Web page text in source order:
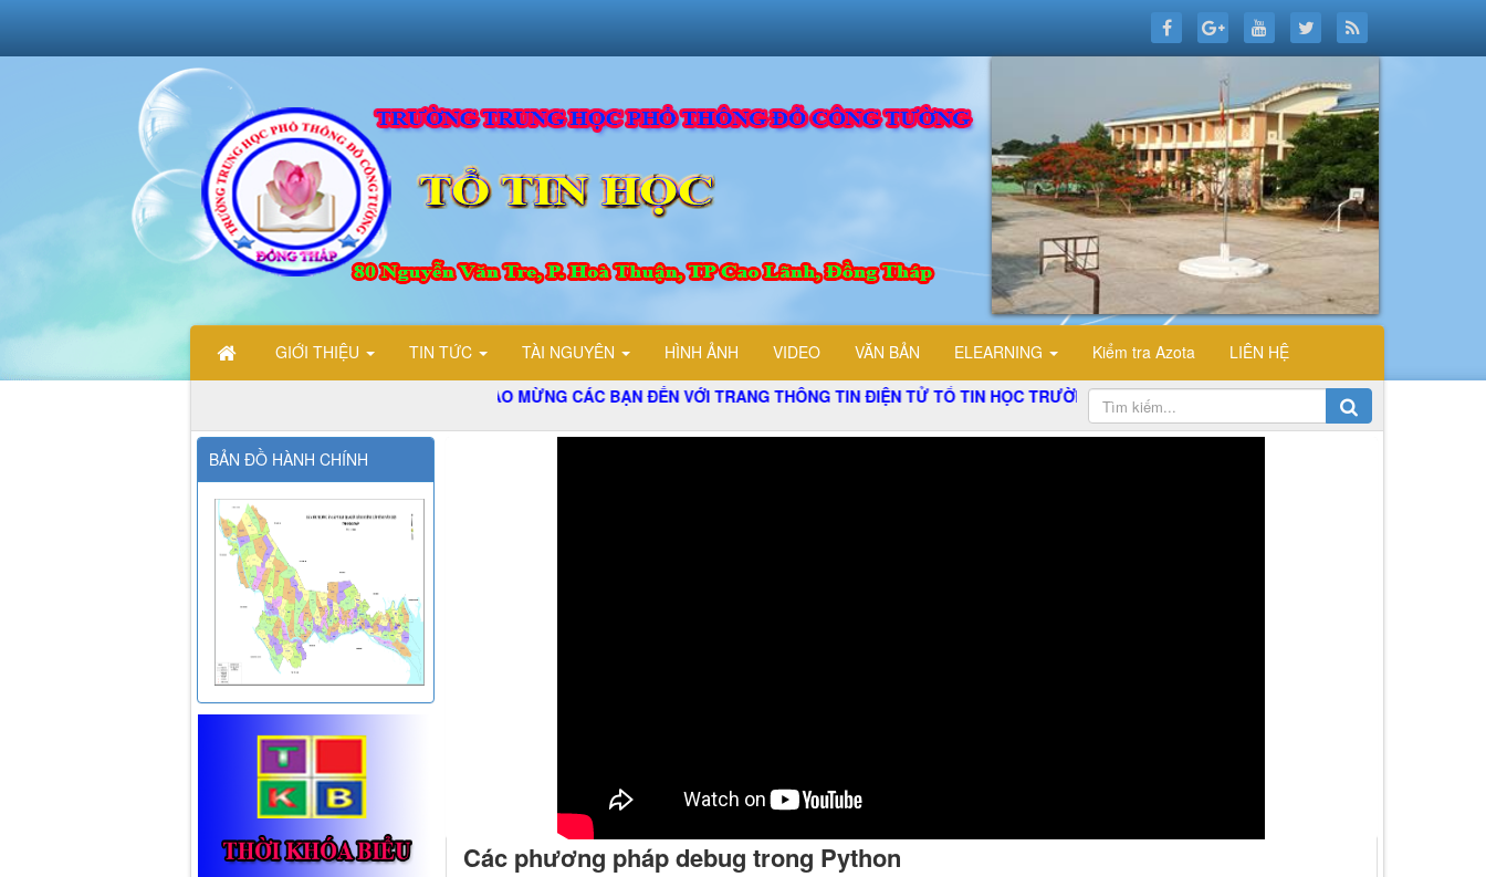
GIỚI THIỆU TIN TỨC TÀI NGUYÊN HÌNH ẢNH VIDEO VĂN BẢN ELEARNING Kiểm tra Azota
LIÊN HỆ
CHÀO MỪNG CÁC BẠN ĐẾN VỚI TRANG THÔNG TIN ĐIỆN TỬ TỔ TIN HỌC TRƯỜNG THPT ĐỖ CÔNG TƯỜNG
Các phương pháp debug trong Python
BẢN ĐỒ HÀNH CHÍNH